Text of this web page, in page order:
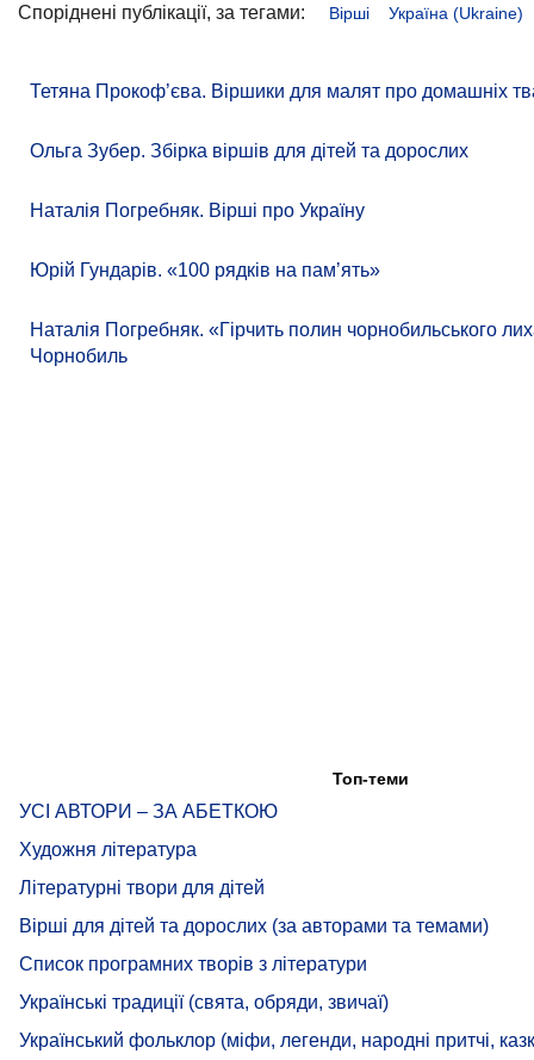
Споріднені публікації, за тегами: Вірші Україна (Ukraine)
Тетяна Прокоф’єва. Віршики для малят про домашніх
Ольга Зубер. Збірка віршів для дітей та дорослих
Наталія Погребняк. Вірші про Україну
Юрій Гундарів. «100 рядків на памʼять»
Наталія Погребняк. «Гірчить полин чорнобильського
Чорнобиль
Топ-теми
УСІ АВТОРИ – ЗА АБЕТКОЮ
Художня література
Літературні твори для дітей
Вірші для дітей та дорослих (за авторами та темами)
Список програмних творів з літератури
Українські традиції (свята, обряди, звичаї)
Український фольклор (міфи, легенди, народні притчі,